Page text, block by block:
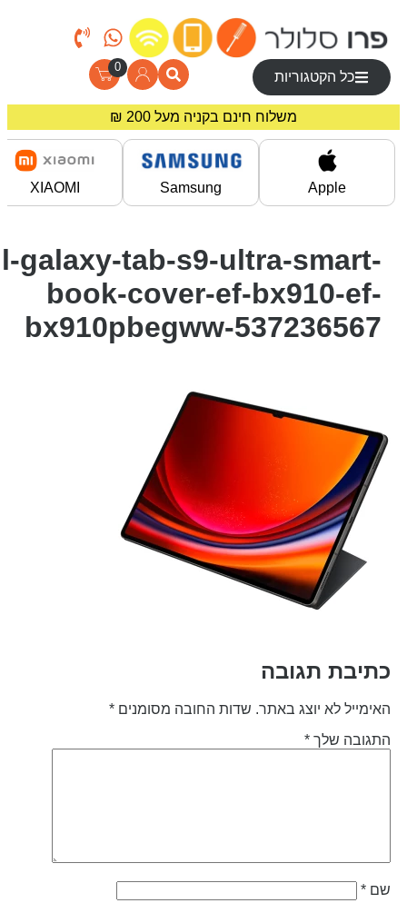
כל הקטגוריות
0
משלוח חינם בקניה מעל 200 ₪
מחירים מיוחדים לרוכשים באתר!
Apple
Samsung
XIAOMI
il-galaxy-tab-s9-ultra-smart-
book-cover-ef-bx910-ef-
bx910pbegww-537236567
תגובה
לא יוצג באתר. שדות החובה מסומנים*
שלך*
*